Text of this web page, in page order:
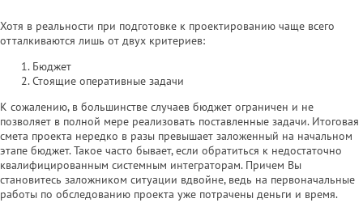
Хотя в реальности при подготовке к проектированию чаще всего
отталкиваются лишь от двух критериев:
Бюджет
Стоящие оперативные задачи
К сожалению, в большинстве случаев бюджет ограничен и не
позволяет в полной мере реализовать поставленные задачи. Итоговая
смета проекта нередко в разы превышает заложенный на начальном
этапе бюджет. Такое часто бывает, если обратиться к недостаточно
квалифицированным системным интеграторам. Причем Вы
становитесь заложником ситуации вдвойне, ведь на первоначальные
работы по обследованию проекта уже потрачены деньги и время.